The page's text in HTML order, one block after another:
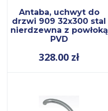
Antaba, uchwyt do
drzwi 909 32x300 stal
nierdzewna z powłoką
PVD
328.00 zł